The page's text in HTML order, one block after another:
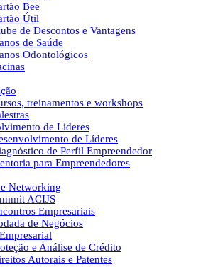
Bee
Útil
de Descontos e Vantagens
de Saúde
Odontológicos
treinamentos e workshops
de Líderes
de Líderes
de Perfil Empreendedor
para Empreendedores
Networking
ACIJS
Empresariais
de Negócios
e Análise de Crédito
Autorais e Patentes